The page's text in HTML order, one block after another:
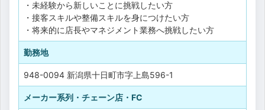
・未経験から新しいことに挑戦したい方
・接客スキルや整備スキルを身につけたい方
・将来的に店長やマネジメント業務へ挑戦したい方
勤務地
948-0094 新潟県十日町市字上島596-1
メーカー系列・チェーン店・FC